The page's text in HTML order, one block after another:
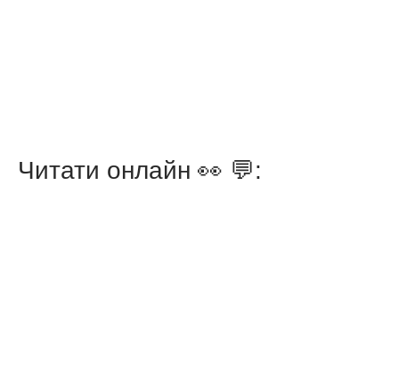
Читати онлайн 👀 💬: